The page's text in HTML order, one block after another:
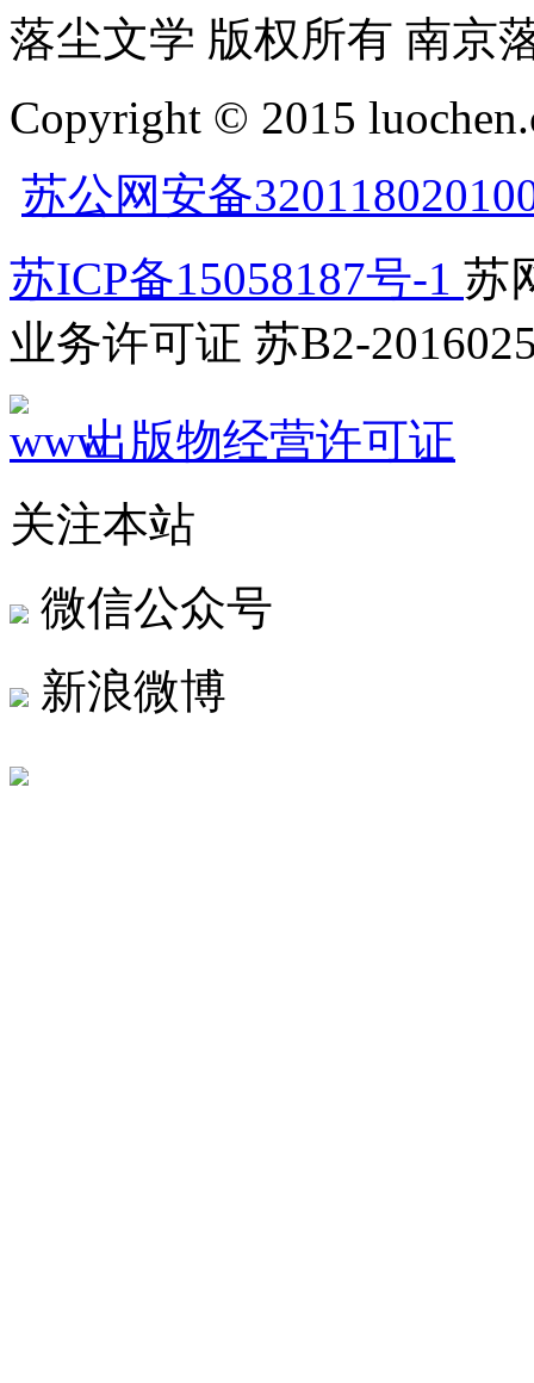
落尘文学 版权所有 南京
Copyright © 2015
苏公网安备
苏ICP备15058187号-1 苏
业务许可证 苏B2-
出版物经营许可证
关注本站
微信公众号
新浪微博